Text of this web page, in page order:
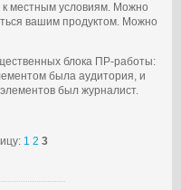
к местным условиям. Можно
вашим продуктом. Можно
блока ПР-работы:
была аудитория, и
был журналист.
1 2 3